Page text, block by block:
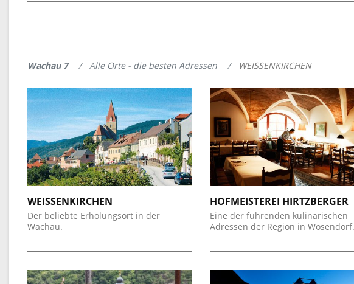
Wachau 7 Alle Orte - die besten Adressen WEISSENKIRCHEN
WEISSENKIRCHEN
Der beliebte Erholungsort in der
Wachau.
HOFMEISTEREI HIRTZBERGER
Eine der führenden kulinarischen
Adressen der Region in Wösendorf.